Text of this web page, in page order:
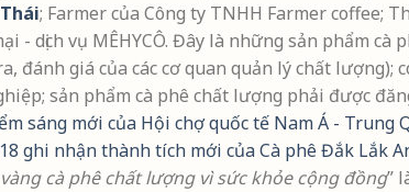
; Farmer của Công ty TNHH Farmer coffee;
- dịch vụ MÊHYCÔ. Đây là những sản phẩm
đánh giá của các cơ quan quản lý chất
sản phẩm cà phê chất lượng phải được
sáng mới của Hội chợ quốc tế Nam Á - Trung
ghi nhận thành tích mới của Cà phê Đắk Lắk
cà phê chất lượng vì sức khỏe cộng đồng”